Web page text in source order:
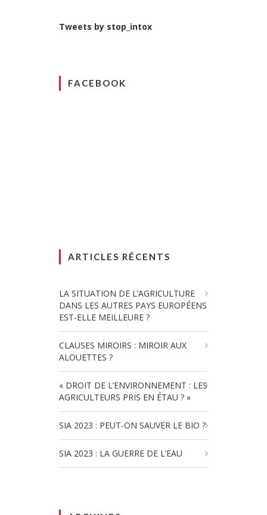
Tweets by stop_intox
FACEBOOK
ARTICLES RÉCENTS
LA SITUATION DE L’AGRICULTURE
DANS LES AUTRES PAYS EUROPÉENS
EST-ELLE MEILLEURE ?
CLAUSES MIROIRS : MIROIR AUX
ALOUETTES ?
« DROIT DE L’ENVIRONNEMENT : LES
AGRICULTEURS PRIS EN ÉTAU ? »
SIA 2023 : PEUT-ON SAUVER LE BIO ?
SIA 2023 : LA GUERRE DE L’EAU